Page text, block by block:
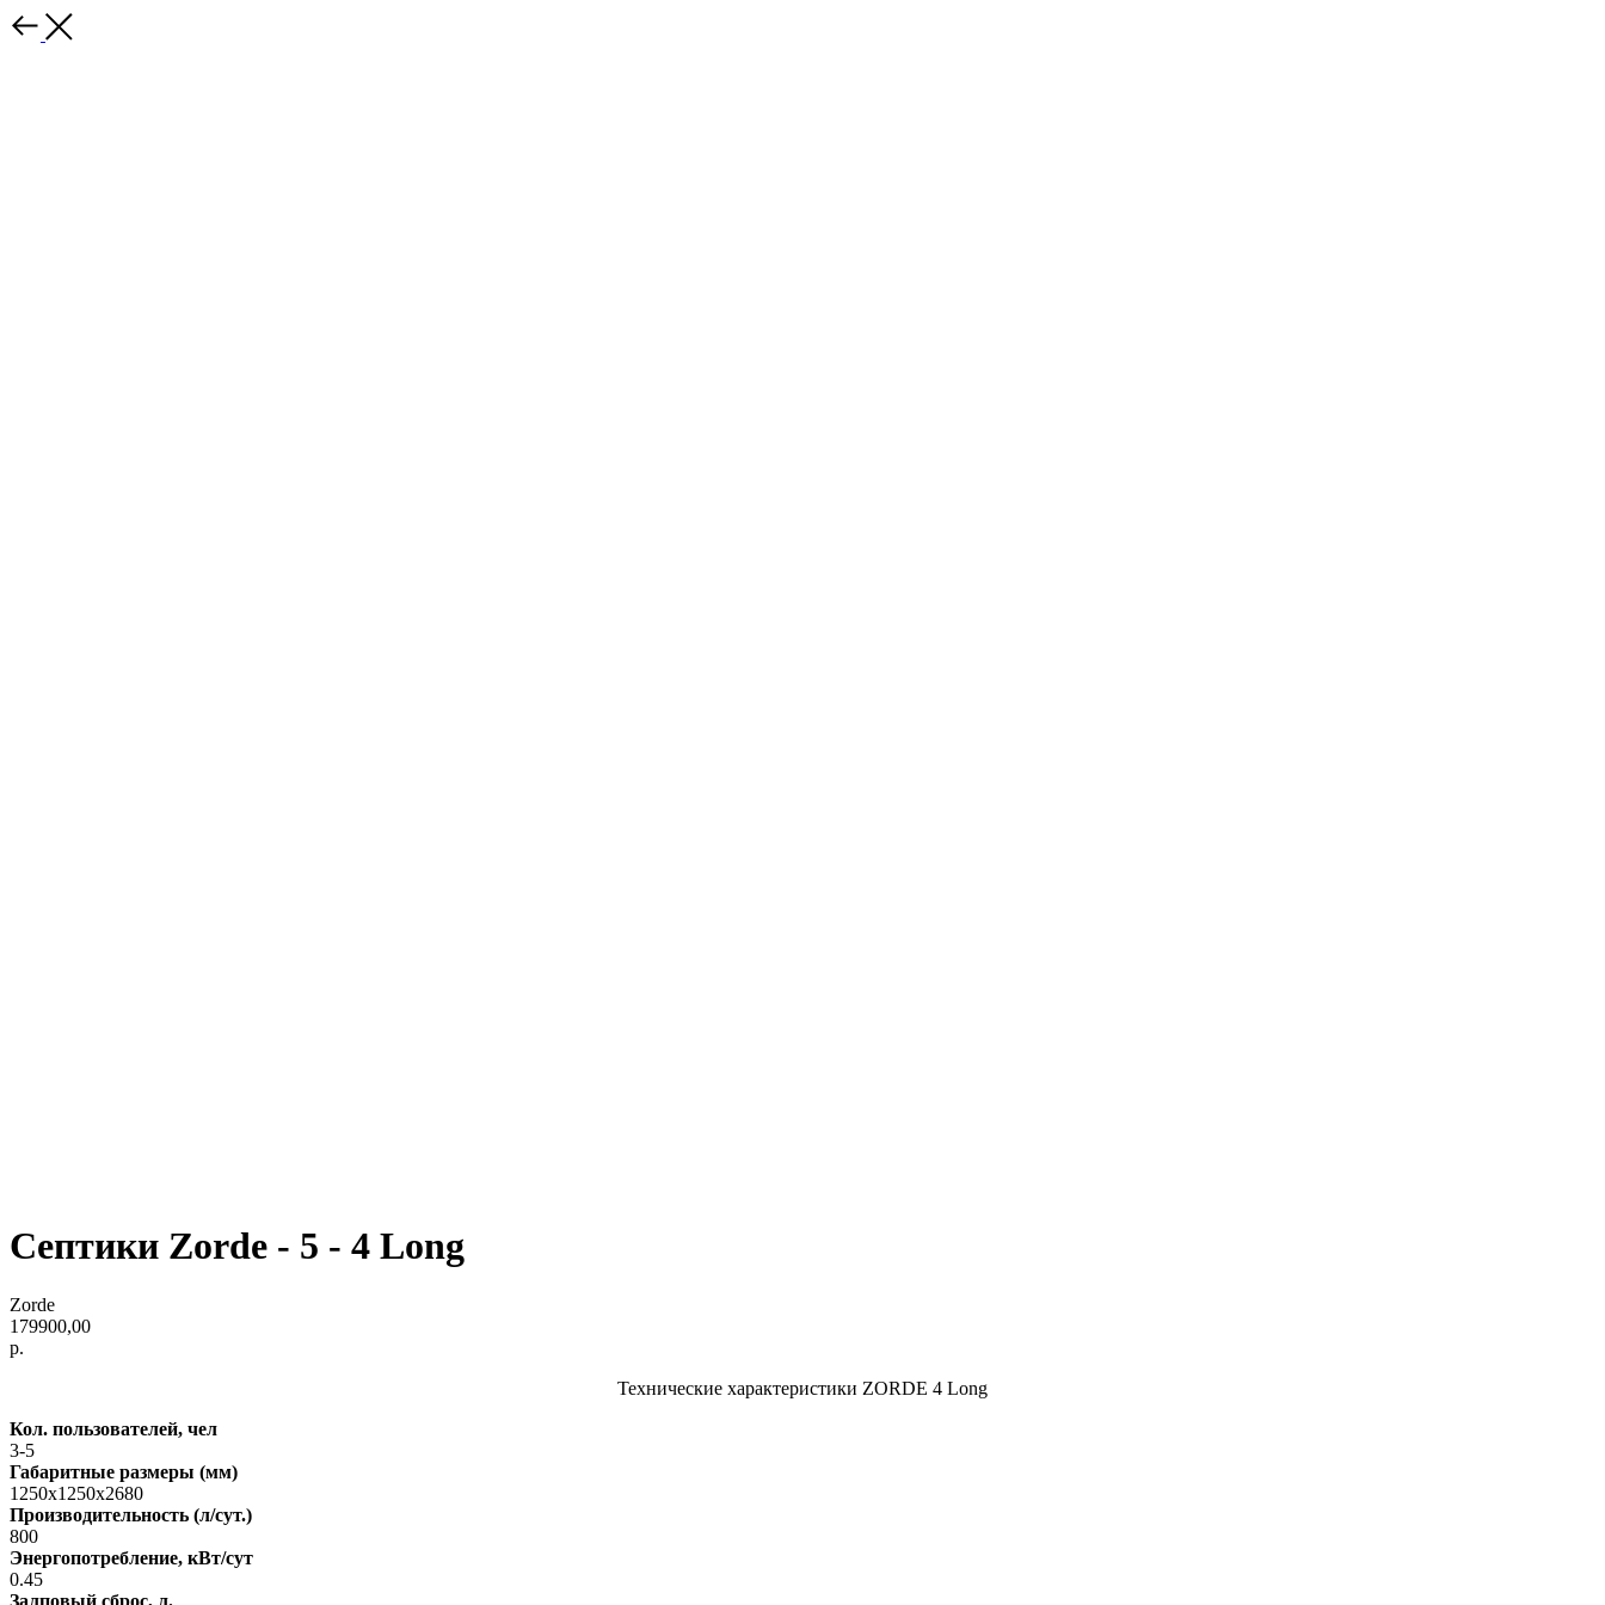
Септики Zorde - 5 - 4 Long
Zorde
179900,00
р.
Технические характеристики ZORDE 4 Long
Кол. пользователей, чел
3-5
Габаритные размеры (мм)
1250х1250х2680
Производительность (л/сут.)
800
Энергопотребление, кВт/сут
0.45
Залповый сброс, л.